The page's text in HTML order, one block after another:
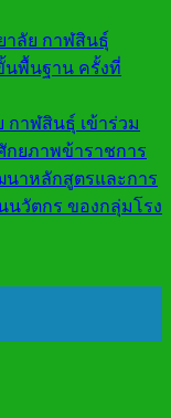
าลัย กาฬสินธุ์
พื้นฐาน ครั้งที่
กาฬสินธุ์ เข้าร่วม
กยภาพข้าราชการ
าหลักสูตรและการ
นวัตกร ของกลุ่มโรง